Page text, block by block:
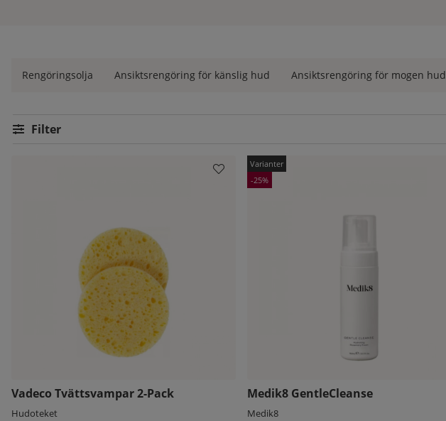
Rengöringsolja Ansiktsrengöring för känslig hud Ansiktsrengöring för mogen hud
Filtrera
Vadeco Tvättsvampar 2-Pack
Hudoteket
25
Medik8 GentleCleanse
Medik8